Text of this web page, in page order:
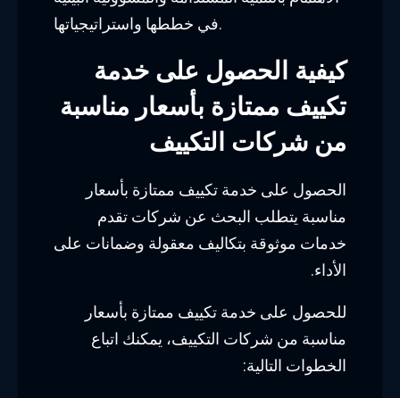
في خططها واستراتيجياتها.
كيفية الحصول على خدمة
تكييف ممتازة بأسعار مناسبة
من شركات التكييف
الحصول على خدمة تكييف ممتازة بأسعار
مناسبة يتطلب البحث عن شركات تقدم
خدمات موثوقة بتكاليف معقولة وضمانات على
الأداء.
للحصول على خدمة تكييف ممتازة بأسعار
مناسبة من شركات التكييف، يمكنك اتباع
الخطوات التالية: